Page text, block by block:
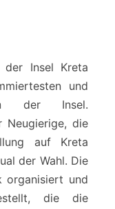
der Insel Kreta
und
der Insel.
Neugierige, die
auf Kreta
der Wahl. Die
organisiert und
die die